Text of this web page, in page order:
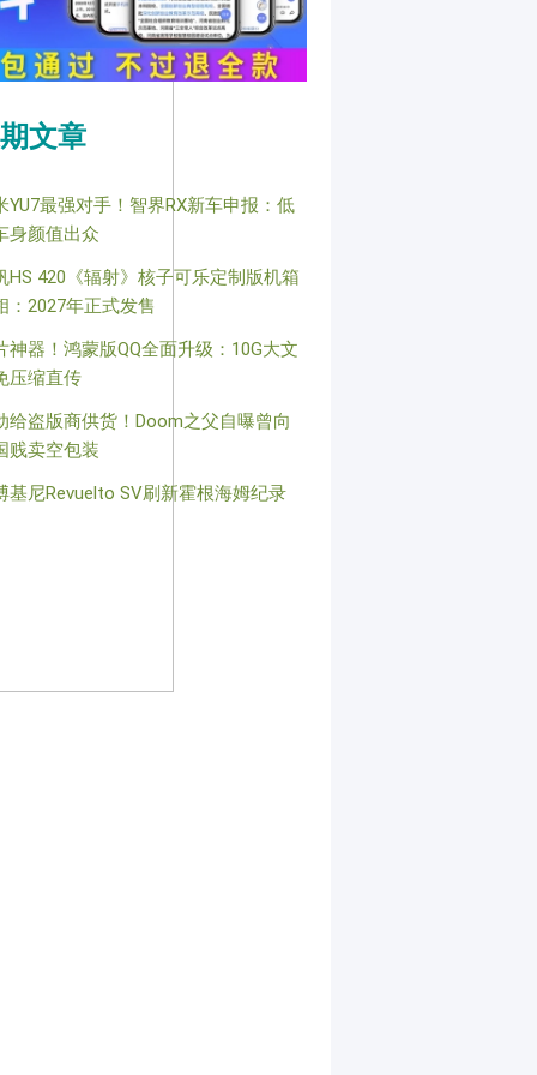
文章
YU7最强对手！智界RX新车申报：低
身颜值出众
HS 420《辐射》核子可乐定制版机箱
：2027年正式发售
神器！鸿蒙版QQ全面升级：10G大文
压缩直传
给盗版商供货！Doom之父自曝曾向
贱卖空包装
基尼Revuelto SV刷新霍根海姆纪录